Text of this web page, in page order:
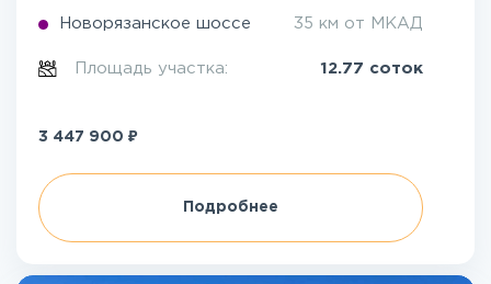
Новорязанское шоссе 35 км от МКАД
Площадь участка: 12.77 соток
3 447 900 ₽
Подробнее